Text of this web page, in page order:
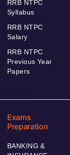
RRB NTPC
Syllabus
RRB NTPC
Salary
RRB NTPC
Previous Year
Papers
Exams
Preparation
BANKING &